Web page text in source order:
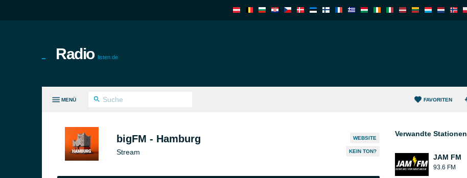
Radio listen.de
MENÜ FAVORITEN
bigFM - Hamburg
Stream
WEBSITE
KEIN TON?
Verwandte Stationen
JAM FM
93.6 FM